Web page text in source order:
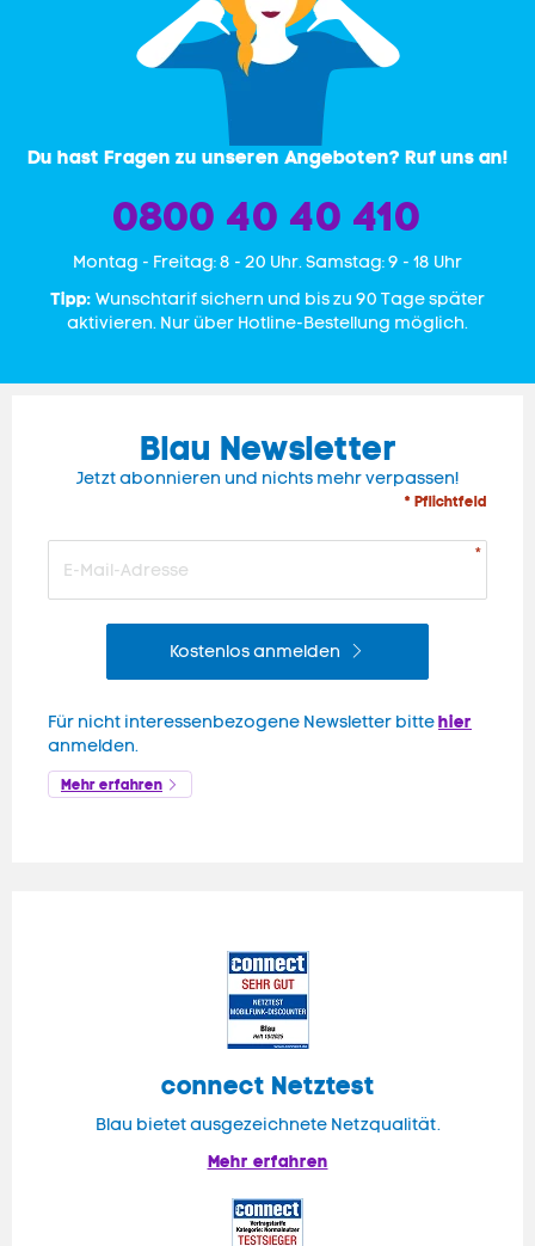
Du hast Fragen zu unseren Angeboten? Ruf uns an!
0800 40 40 410
Mon­tag - Freitag: 8 - 20 Uhr. Samstag: 9 - 18 Uhr
Tipp: Wunschtarif sichern und bis zu 90 Tage später
aktivieren. Nur über Hotline-Bestellung möglich.
Blau Newsletter
Jetzt abonnieren und nichts mehr verpassen!
* Pflichtfeld
Kostenlos anmelden
Für nicht interessenbezogene Newsletter bittehier
anmelden.
Mehr erfahren
connect Netztest
Blau bietet ausgezeichnete Netzqualität.
Mehr erfahren